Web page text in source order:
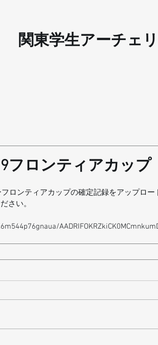
関東学生アーチェ
フロンティアカップ
ロンティアカップの確定記録をアップロー
さい。